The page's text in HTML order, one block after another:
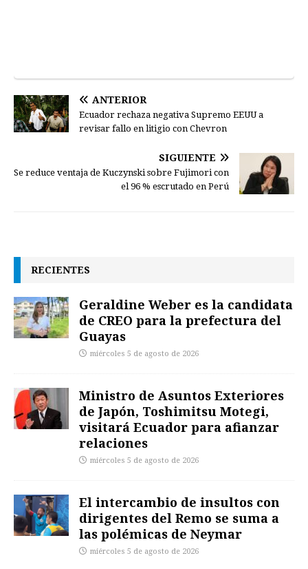
ANTERIOR
Ecuador rechaza negativa Supremo EEUU a
revisar fallo en litigio con Chevron
SIGUIENTE
Se reduce ventaja de Kuczynski sobre Fujimori con
el 96 % escrutado en Perú
RECIENTES
Geraldine Weber es la candidata
de CREO para la prefectura del
Guayas
miércoles 5 de agosto de 2026
Ministro de Asuntos Exteriores
de Japón, Toshimitsu Motegi,
visitará Ecuador para afianzar
relaciones
miércoles 5 de agosto de 2026
El intercambio de insultos con
dirigentes del Remo se suma a
las polémicas de Neymar
miércoles 5 de agosto de 2026